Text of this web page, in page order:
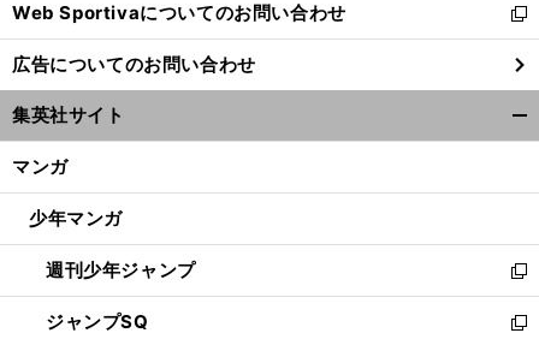
く
Web Sportivaについてのお問い合わせ
新
し
い
ウ
ィ
ン
ウ
開
く
広告についてのお問い合わせ
集英社サイト
マンガ
少年マンガ
週刊少年ジャンプ
新
し
い
ジャンプSQ
新